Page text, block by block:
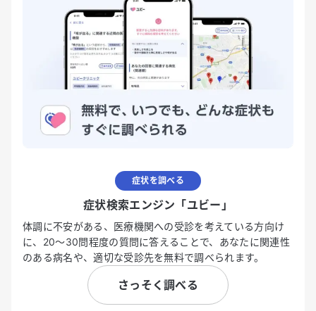
症状を調べる
症状検索エンジン「ユビー」
体調に不安がある、医療機関への受診を考えている方向け
に、20〜30問程度の質問に答えることで、あなたに関連性
のある病名や、適切な受診先を無料で調べられます。
さっそく調べる